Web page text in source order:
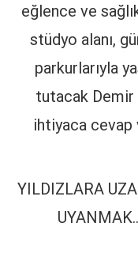
eğlence ve
stüdyo alanı,
parkurlarıyla
tutacak
ihtiyaca cevap
YILDIZLARA